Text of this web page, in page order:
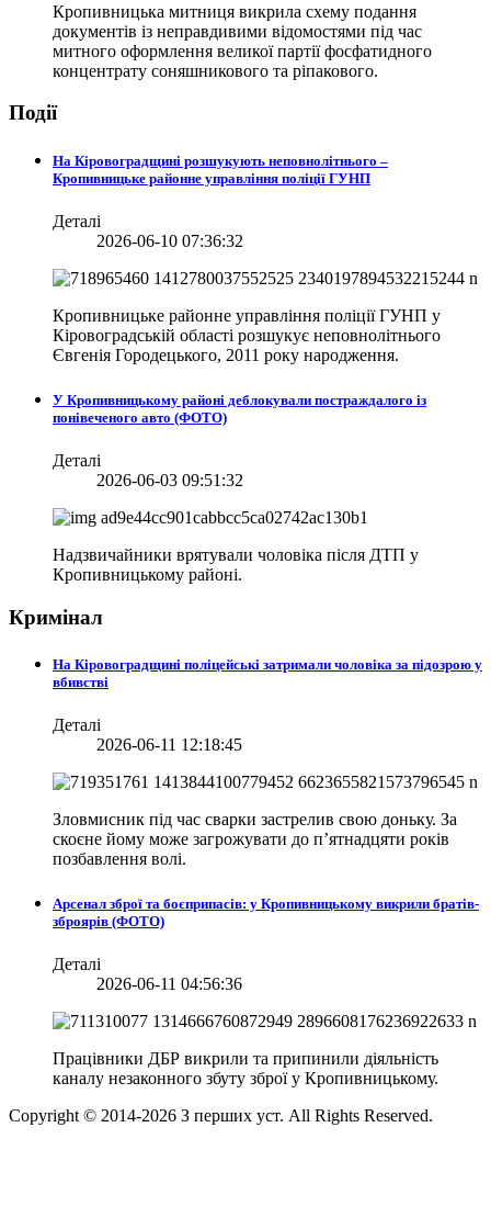
Кропивницька митниця викрила схему подання
документів із неправдивими відомостями під час
митного оформлення великої партії фосфатидного
концентрату соняшникового та ріпакового.
Події
На Кіровоградщині розшукують неповнолітнього –
Кропивницьке районне управління поліції ГУНП
Деталі
2026-06-10 07:36:32
Кропивницьке районне управління поліції ГУНП у
Кіровоградській області розшукує неповнолітнього
Євгенія Городецького, 2011 року народження.
У Кропивницькому районі деблокували постраждалого із
понівеченого авто (ФОТО)
Деталі
2026-06-03 09:51:32
Надзвичайники врятували чоловіка після ДТП у
Кропивницькому районі.
Кримінал
На Кіровоградщині поліцейські затримали чоловіка за підозрою у
вбивстві
Деталі
2026-06-11 12:18:45
Зловмисник під час сварки застрелив свою доньку. За
скоєне йому може загрожувати до п’ятнадцяти років
позбавлення волі.
Арсенал зброї та боєприпасів: у Кропивницькому викрили братів-
зброярів (ФОТО)
Деталі
2026-06-11 04:56:36
Працівники ДБР викрили та припинили діяльність
каналу незаконного збуту зброї у Кропивницькому.
Copyright © 2014-2026 З перших уст. All Rights Reserved.